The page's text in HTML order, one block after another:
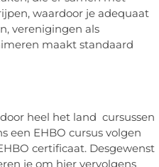
waardoor je adequaat
verenigingen als
maakt standaard
heel het land cursussen
een EHBO cursus volgen
certificaat. Desgewenst
je om hier vervolgens